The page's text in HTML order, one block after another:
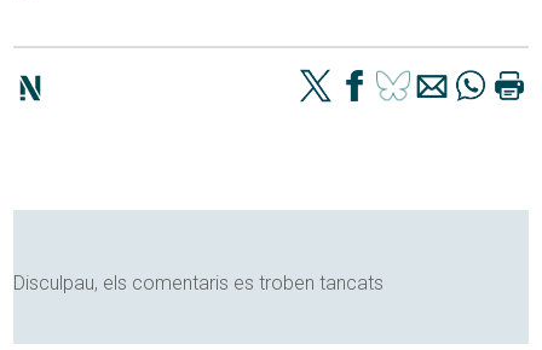
Disculpau, els comentaris es troben tancats